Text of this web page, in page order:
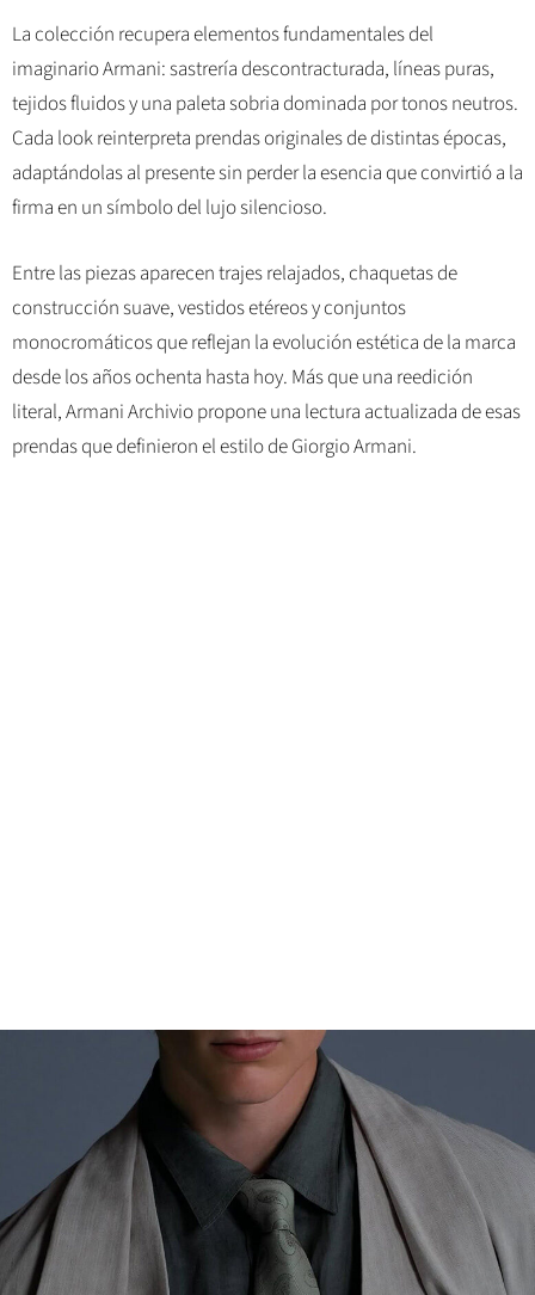
La colección recupera elementos fundamentales del
imaginario Armani: sastrería descontracturada, líneas puras,
tejidos fluidos y una paleta sobria dominada por tonos neutros.
Cada look reinterpreta prendas originales de distintas épocas,
adaptándolas al presente sin perder la esencia que convirtió a la
firma en un símbolo del lujo silencioso.
Entre las piezas aparecen trajes relajados, chaquetas de
construcción suave, vestidos etéreos y conjuntos
monocromáticos que reflejan la evolución estética de la marca
desde los años ochenta hasta hoy. Más que una reedición
literal, Armani Archivio propone una lectura actualizada de esas
prendas que definieron el estilo de Giorgio Armani.